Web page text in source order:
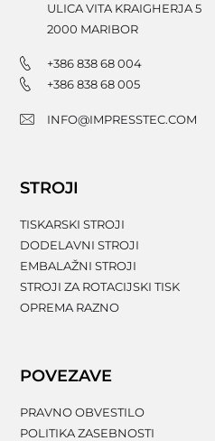
ULICA VITA KRAIGHERJA 5
2000 MARIBOR
+386 838 68 004
+386 838 68 005
INFO@IMPRESSTEC.COM
STROJI
TISKARSKI STROJI
DODELAVNI STROJI
EMBALAŽNI STROJI
STROJI ZA ROTACIJSKI TISK
OPREMA RAZNO
POVEZAVE
PRAVNO OBVESTILO
POLITIKA ZASEBNOSTI